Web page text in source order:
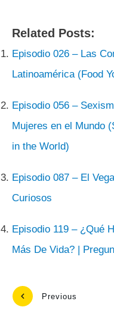
Related Posts:
Episodio 026 – Las
Latinoamérica (Food
Episodio 056 –
Mujeres en el Mundo
in the World)
Episodio 087 – El
Curiosos
Episodio 119 – ¿Qué
Más De Vida? |
Previous